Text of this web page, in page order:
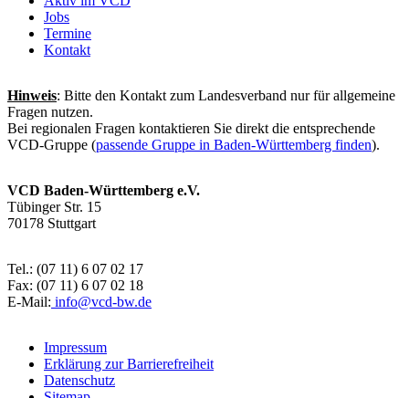
Jobs
Termine
Kontakt
Hinweis: Bitte den Kontakt zum Landesverband nur für allgemeine
Fragen nutzen.
Bei regionalen Fragen kontaktieren Sie direkt die entsprechende
VCD-Gruppe (passende Gruppe in Baden-Württemberg finden).
VCD Baden-Württemberg e.V.
Tübinger Str. 15
70178 Stuttgart
Tel.: (07 11) 6 07 02 17
Fax: (07 11) 6 07 02 18
E-Mail: info@vcd-bw.de
Impressum
Erklärung zur Barrierefreiheit
Datenschutz